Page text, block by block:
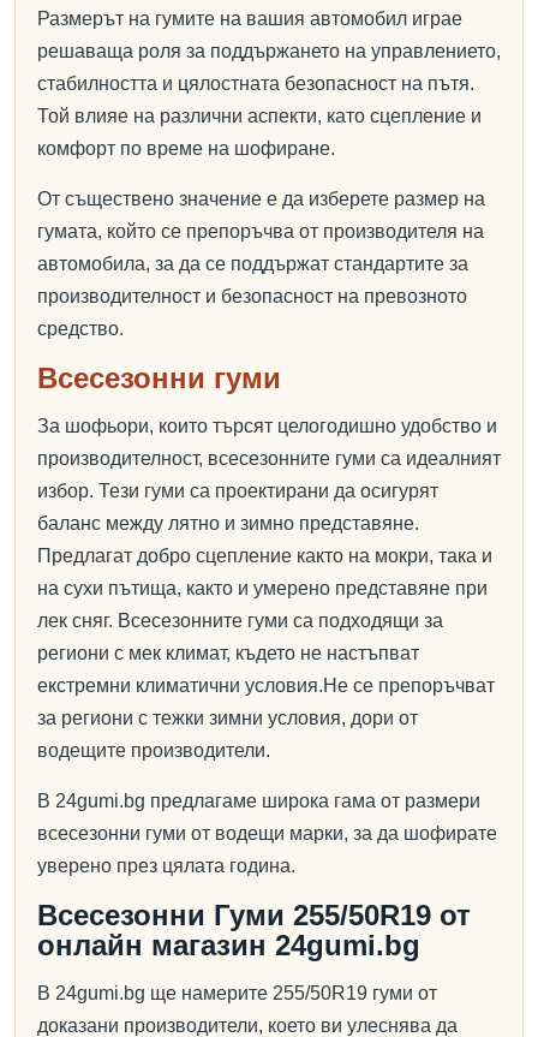
Размерът на гумите на вашия автомобил играе
решаваща роля за поддържането на управлението,
стабилността и цялостната безопасност на пътя.
Той влияе на различни аспекти, като сцепление и
комфорт по време на шофиране.
От съществено значение е да изберете размер на
гумата, който се препоръчва от производителя на
автомобила, за да се поддържат стандартите за
производителност и безопасност на превозното
средство.
Всесезонни гуми
За шофьори, които търсят целогодишно удобство и
производителност, всесезонните гуми са идеалният
избор. Тези гуми са проектирани да осигурят
баланс между лятно и зимно представяне.
Предлагат добро сцепление както на мокри, така и
на сухи пътища, както и умерено представяне при
лек сняг. Всесезонните гуми са подходящи за
региони с мек климат, където не настъпват
екстремни климатични условия.Не се препоръчват
за региони с тежки зимни условия, дори от
водещите производители.
В 24gumi.bg предлагаме широка гама от размери
всесезонни гуми от водещи марки, за да шофирате
уверено през цялата година.
Всесезонни Гуми 255/50R19 от
онлайн магазин 24gumi.bg
В 24gumi.bg ще намерите 255/50R19 гуми от
доказани производители, което ви улеснява да